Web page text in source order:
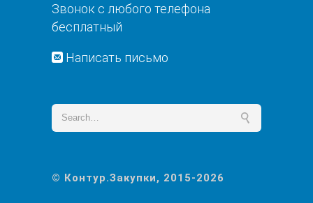
Звонок с любого телефона
бесплатный
Написать письмо
© Контур.Закупки, 2015-2026